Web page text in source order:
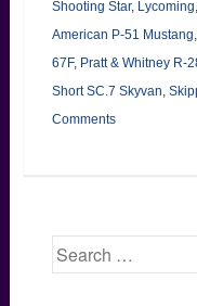
Shooting Star, Lycoming
American P-51 Mustang
67F, Pratt & Whitney R-
Short SC.7 Skyvan
Comments
Search